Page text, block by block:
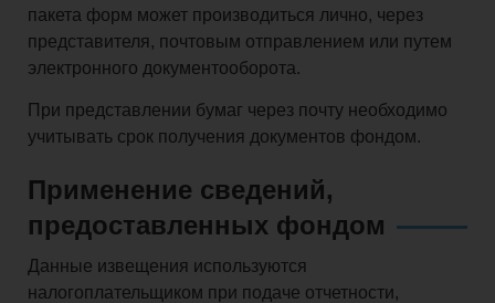
пакета форм может производиться лично, через
представителя, почтовым отправлением или путем
электронного документооборота.
При представлении бумаг через почту необходимо
учитывать срок получения документов фондом.
Применение сведений,
предоставленных фондом
Данные извещения используются
налогоплательщиком при подаче отчетности,